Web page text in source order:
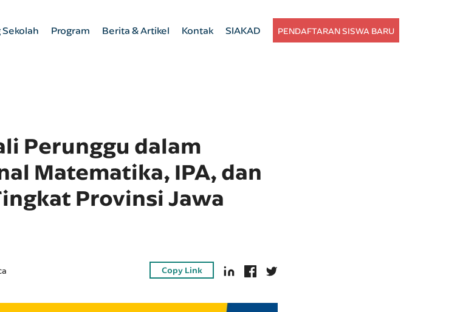
Program Berita & Artikel Kontak SIAKAD PENDAFTARAN SISWA BARU
Perunggu dalam
Matematika, IPA, dan
Provinsi Jawa
Copy Link